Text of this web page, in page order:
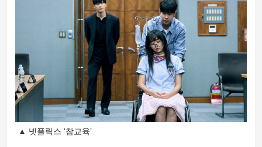
▲ 넷플릭스 ‘참교육’